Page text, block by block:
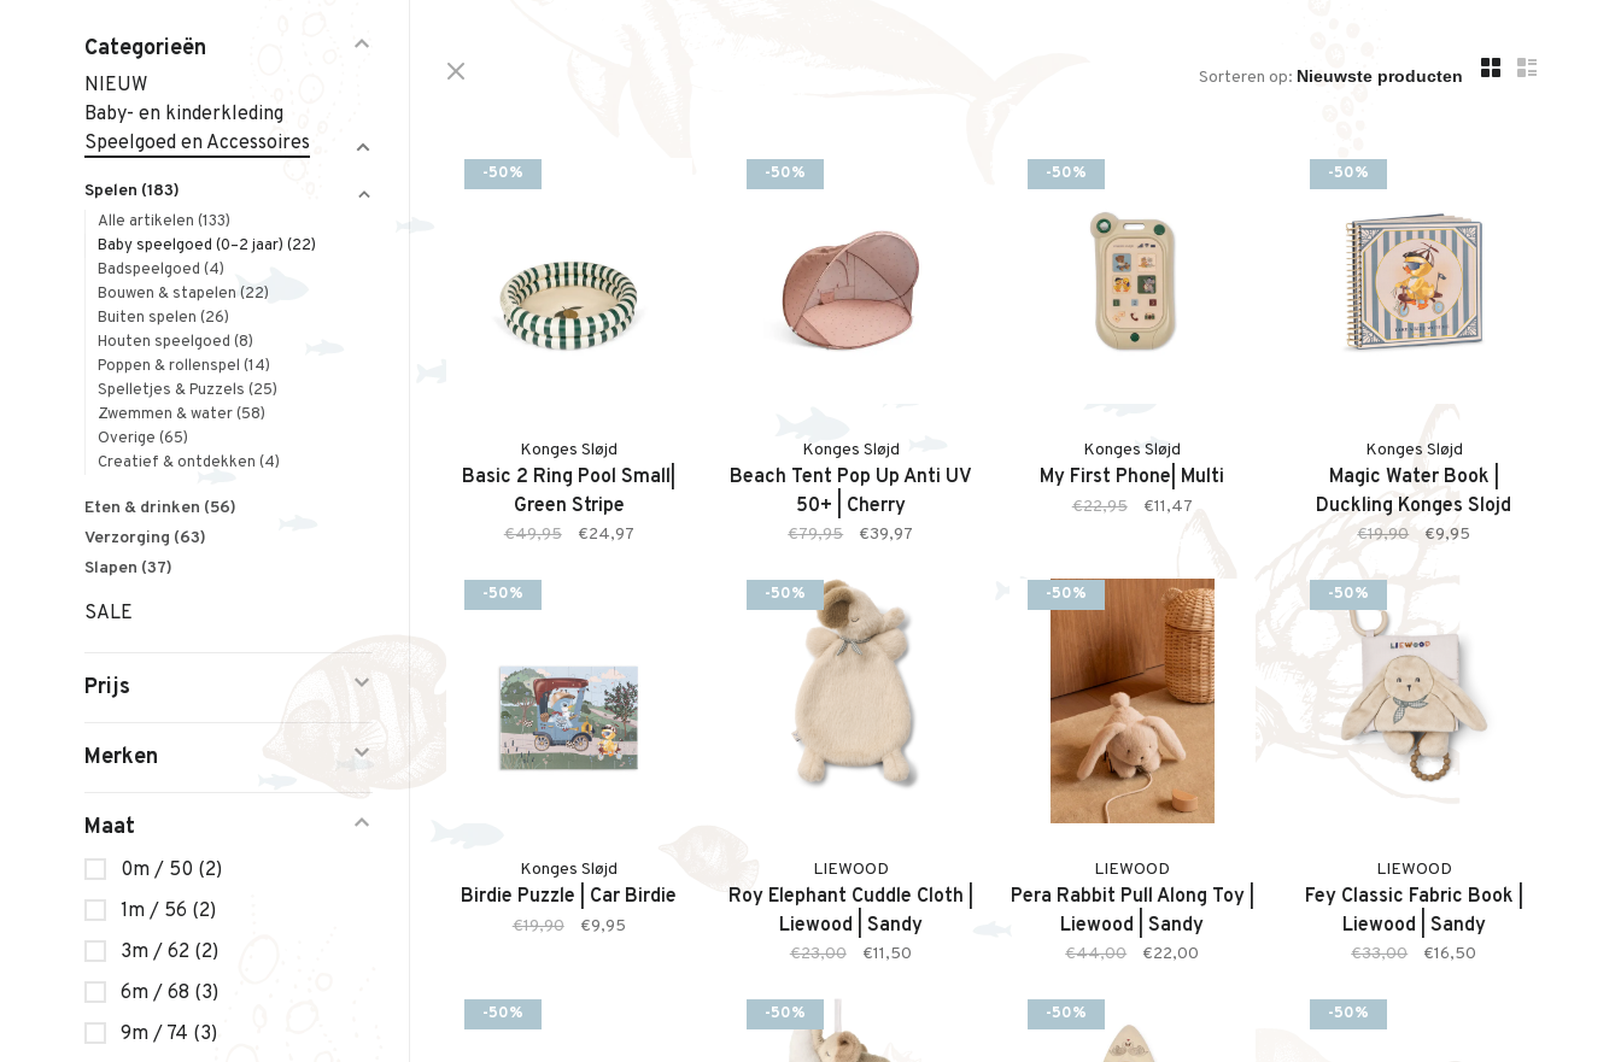
Categorieën
NIEUW
Baby- en kinderkleding
Speelgoed en Accessoires
Spelen (183)
Alle artikelen (133)
Baby speelgoed (0–2 jaar) (22)
Badspeelgoed (4)
Bouwen & stapelen (22)
Buiten spelen (26)
Houten speelgoed (8)
Poppen & rollenspel (14)
Spelletjes & Puzzels (25)
Zwemmen & water(58)
Overige (65)
Creatief & ontdekken (4)
Eten & drinken (56)
Verzorging (63)
Slapen (37)
SALE
Prijs
Merken
Maat
0m / 50 (2)
1m / 56 (2)
3m / 62 (2)
6m / 68 (3)
9m / 74 (3)
Sorteren op:
-50%
Konges Sløjd
Basic 2 Ring Pool Small|
Green Stripe
€49,95 €24,97
-50%
Konges Sløjd
Beach Tent Pop Up Anti UV
50+ | Cherry
€79,95 €39,97
-50%
Konges Sløjd
My First Phone| Multi
€22,95 €11,47
-50%
Konges Sløjd
Magic Water Book |
Duckling Konges Slojd
€19,90 €9,95
-50%
Konges Sløjd
Birdie Puzzle | Car Birdie
€19,90 €9,95
-50%
LIEWOOD
Roy Elephant Cuddle Cloth |
Liewood | Sandy
€23,00 €11,50
-50%
LIEWOOD
Pera Rabbit Pull Along Toy |
Liewood | Sandy
€44,00 €22,00
-50%
LIEWOOD
Fey Classic Fabric Book |
Liewood | Sandy
€33,00 €16,50
-50% -50% -50% -50%